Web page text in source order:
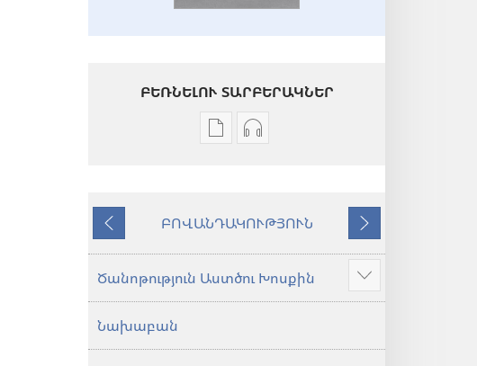
ԲԵՌՆԵԼՈՒ ՏԱՐԲԵՐԱԿՆԵՐ
Թվային
Աստվածաշունչ.
աշխարհ»
թարգմանություն
Աուդիոձայնագրությունները
Աստվածաշունչ.
«Նոր
թարգմանություն
(2024)
Նախորդ
ԲՈՎԱՆԴԱԿՈՒԹՅՈՒՆ
Հաջորդ
Ծանոթություն Աստծու Խոսքին
Ցույց
տալ
Նախաբան